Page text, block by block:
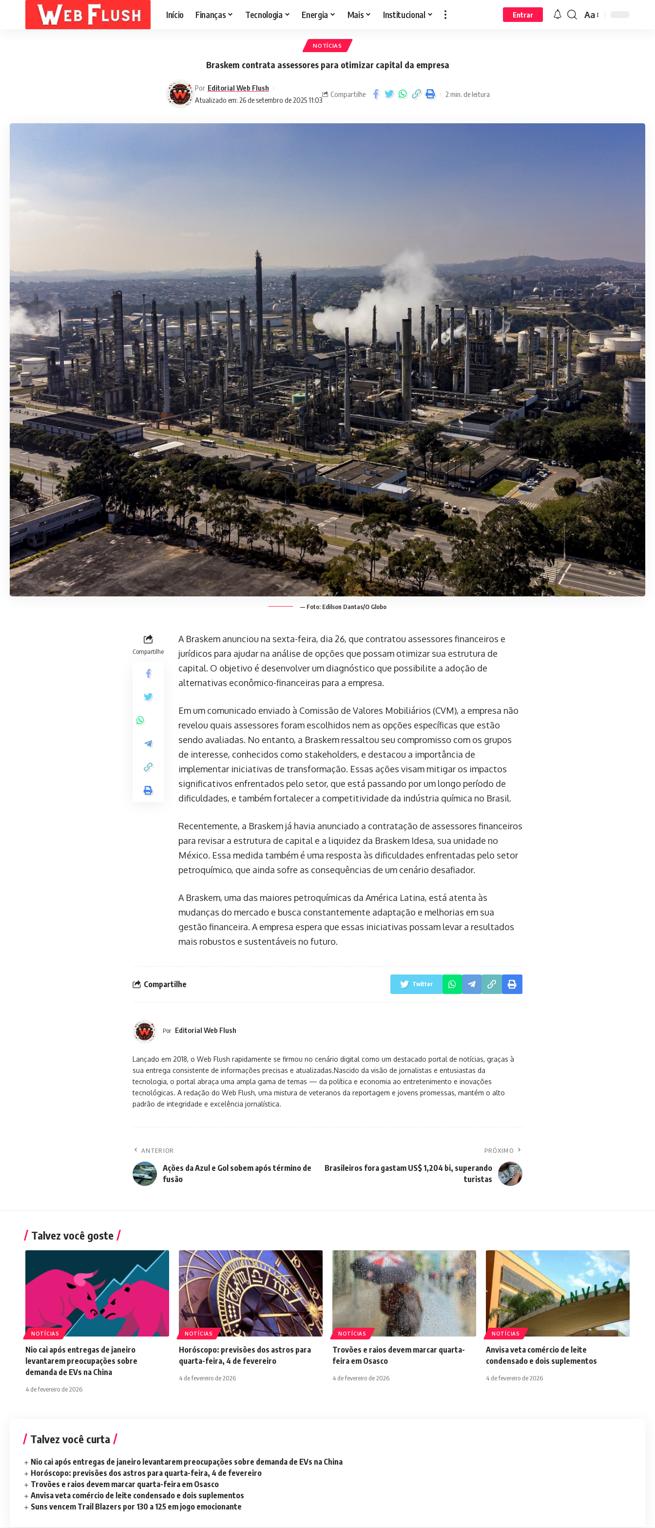
Início Finanças Tecnologia Energia Mais Institucional Entrar Aa
NOTÍCIAS
Braskem contrata assessores para otimizar capital da empresa
Atualizado em: 26 de setembro de 2025 11:03
Por Editorial Web Flush
Compartilhe 2 min. de leitura
— Foto: Edilson Dantas/O Globo
Compartilhe
A Braskem anunciou na sexta-feira, dia 26, que contratou assessores financeiros e
jurídicos para ajudar na análise de opções que possam otimizar sua estrutura de
capital. O objetivo é desenvolver um diagnóstico que possibilite a adoção de
alternativas econômico-financeiras para a empresa.
Em um comunicado enviado à Comissão de Valores Mobiliários (CVM), a empresa não
revelou quais assessores foram escolhidos nem as opções específicas que estão
sendo avaliadas. No entanto, a Braskem ressaltou seu compromisso com os grupos
de interesse, conhecidos como stakeholders, e destacou a importância de
implementar iniciativas de transformação. Essas ações visam mitigar os impactos
significativos enfrentados pelo setor, que está passando por um longo período de
dificuldades, e também fortalecer a competitividade da indústria química no Brasil.
Recentemente, a Braskem já havia anunciado a contratação de assessores financeiros
para revisar a estrutura de capital e a liquidez da Braskem Idesa, sua unidade no
México. Essa medida também é uma resposta às dificuldades enfrentadas pelo setor
petroquímico, que ainda sofre as consequências de um cenário desafiador.
A Braskem, uma das maiores petroquímicas da América Latina, está atenta às
mudanças do mercado e busca constantemente adaptação e melhorias em sua
gestão financeira. A empresa espera que essas iniciativas possam levar a resultados
mais robustos e sustentáveis no futuro.
Compartilhe Twitter
Por Editorial Web Flush
Lançado em 2018, o Web Flush rapidamente se firmou no cenário digital como um destacado portal de notícias, graças à
sua entrega consistente de informações precisas e atualizadas.Nascido da visão de jornalistas e entusiastas da
tecnologia, o portal abraça uma ampla gama de temas — da política e economia ao entretenimento e inovações
tecnológicas. A redação do Web Flush, uma mistura de veteranos da reportagem e jovens promessas, mantém o alto
padrão de integridade e excelência jornalística.
ANTERIOR
Ações da Azul e Gol sobem após término de
fusão
PRÓXIMO
Brasileiros fora gastam US$ 1,204 bi, superando
turistas
Talvez você goste
NOTÍCIAS
Nio cai após entregas de janeiro
levantarem preocupações sobre
demanda de EVs na China
4 de fevereiro de 2026
NOTÍCIAS
Horóscopo: previsões dos astros para
quarta-feira, 4 de fevereiro
4 de fevereiro de 2026
NOTÍCIAS
Trovões e raios devem marcar quarta-
feira em Osasco
4 de fevereiro de 2026
NOTÍCIAS
Anvisa veta comércio de leite
condensado e dois suplementos
4 de fevereiro de 2026
Talvez você curta
Nio cai após entregas de janeiro levantarem preocupações sobre demanda de EVs na China
Horóscopo: previsões dos astros para quarta-feira, 4 de fevereiro
Trovões e raios devem marcar quarta-feira em Osasco
Anvisa veta comércio de leite condensado e dois suplementos
Suns vencem Trail Blazers por 130 a 125 em jogo emocionante